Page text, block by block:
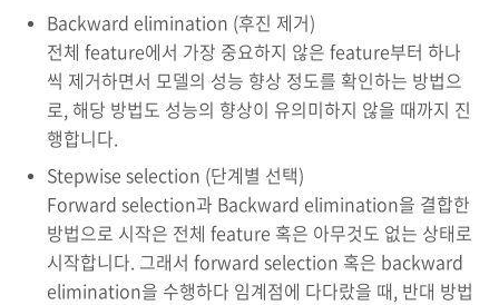
Backward elimination (후진 제거)
전체 feature에서 가장 중요하지 않은 feature부터 하나
씩 제거하면서 모델의 성능 향상 정도를 확인하는 방법으
로, 해당 방법도 성능의 향상이 유의미하지 않을 때까지 진
행합니다.
Stepwise selection (단계별 선택)
Forward selection과 Backward elimination을 결합한
방법으로 시작은 전체 feature 혹은 아무것도 없는 상태로
시작합니다. 그래서 forward selection 혹은 backward
elimination을 수행하다 임계점에 다다랐을 때, 반대 방법